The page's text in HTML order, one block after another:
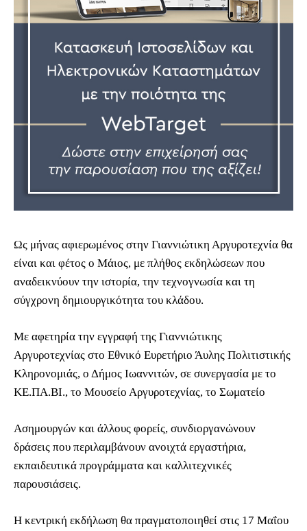
Ως μήνας αφιερωμένος στην Γιαννιώτικη Αργυροτεχνία θα
είναι και φέτος ο Μάιος, με πλήθος εκδηλώσεων που
αναδεικνύουν την ιστορία, την τεχνογνωσία και τη
σύγχρονη δημιουργικότητα του κλάδου.
Με αφετηρία την εγγραφή της Γιαννιώτικης
Αργυροτεχνίας στο Εθνικό Ευρετήριο Άυλης Πολιτιστικής
Κληρονομιάς, ο Δήμος Ιωαννιτών, σε συνεργασία με το
ΚΕ.ΠΑ.ΒΙ., το Μουσείο Αργυροτεχνίας, το Σωματείο
Ασημουργών και άλλους φορείς, συνδιοργανώνουν
δράσεις που περιλαμβάνουν ανοιχτά εργαστήρια,
εκπαιδευτικά προγράμματα και καλλιτεχνικές
παρουσιάσεις.
Η κεντρική εκδήλωση θα πραγματοποιηθεί στις 17 Μαΐου